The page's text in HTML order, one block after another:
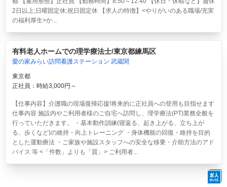
2日以上;日曜固定休;祝日固定休 【求人の特徴】<やりがいのある職場/充実
の福利厚生>か...
有料老人ホームでの理学療法士/東京都練馬区
愛の家みらい訪問看護ステーション 武蔵関
東京都
正社員：時給3,000円～
【仕事内容】介護職の現場復帰応援!将来的に正社員への登用も目指せます
仕事内容 施設内やご利用者様のご自宅へ訪問し、理学療法(PT)業務全般を
行っていただきます。 ・基本動作訓練(寝返る、起き上がる、立ち上が
る、歩くなど)の維持・向上トレーニング ・身体機能の回復・維持を目的
とした運動療法 ・ご家族や施設スタッフへの安全な移乗・介助方法のアド
バイス 等 <「件数」よりも「質」> ご利用者...